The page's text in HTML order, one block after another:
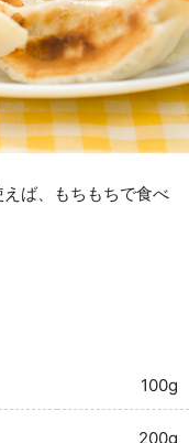
ば、もちもちで食べ
100g
200g